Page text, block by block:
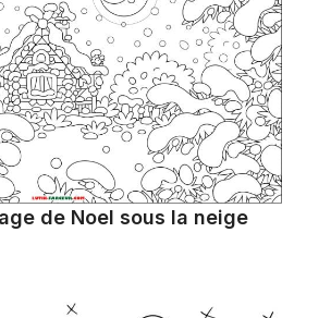
de Noel sous la neige